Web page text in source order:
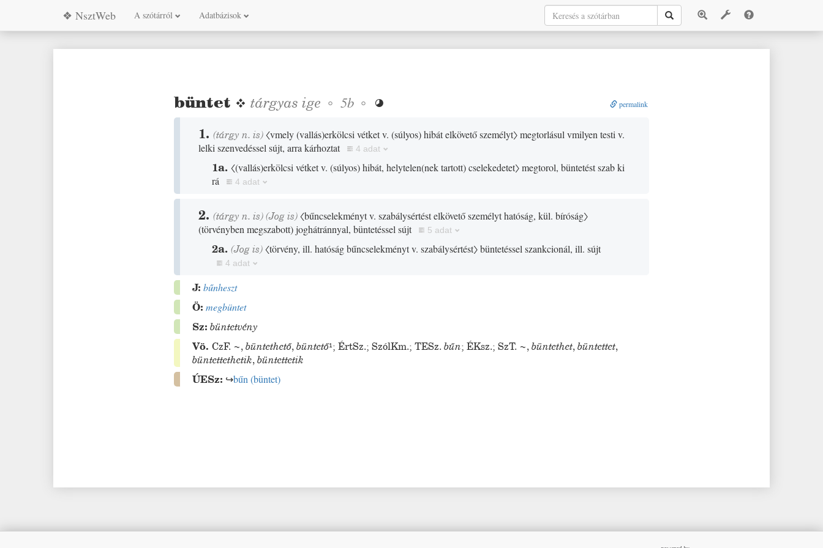
❖ NsztWeb A szótárról Adatbázisok
büntet ❖tárgyas ige ◦ 5b ◦  permalink
1.(tárgy n. is) 〈vmely(vallás)erkölcsi vétket v.(súlyos)hibát elkövető személyt〉megtorlásul vmilyen testi v.
lelki szenvedéssel sújt, arra kárhoztat
4 adat
1a.〈(vallás)erkölcsi vétket v.(súlyos)hibát, helytelen(nek tartott)cselekedetet〉megtorol, büntetést szab ki
rá
4 adat
2.(tárgy n. is)(Jogis) 〈bűncselekményt v. szabálysértést elkövető személyt hatóság, kül. bíróság〉
(törvényben megszabott)joghátránnyal, büntetéssel sújt 5 adat
2a.(Jogis) 〈törvény, ill. hatóság bűncselekményt v. szabálysértést〉büntetéssel szankcionál, ill. sújt
4 adat
J: bűnheszt
Ö: megbüntet
Sz: büntetvény
Vö.CzF. ~,büntethető,büntető¹;ÉrtSz.;SzólKm.;TESz. bűn;ÉKsz.;SzT. ~,büntethet,büntettet,
büntettethetik,büntettetik
ÚESz: ↪bűn (büntet)